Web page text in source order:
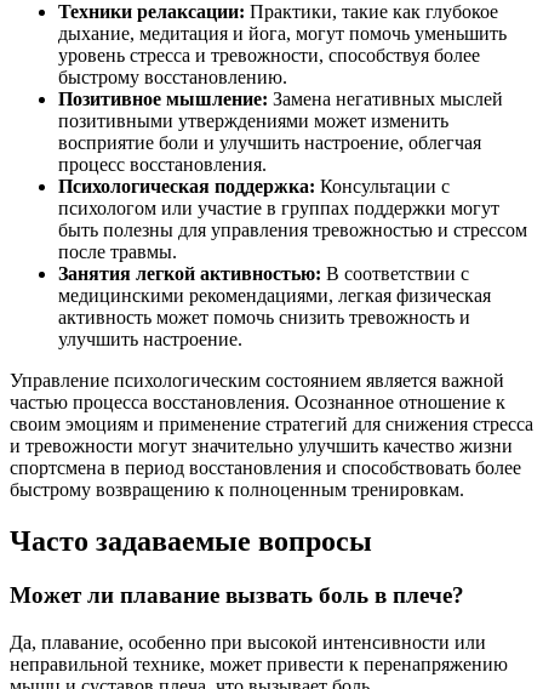
Техники релаксации: Практики, такие как глубокое
дыхание, медитация и йога, могут помочь уменьшить
уровень стресса и тревожности, способствуя более
быстрому восстановлению.
Позитивное мышление: Замена негативных мыслей
позитивными утверждениями может изменить
восприятие боли и улучшить настроение, облегчая
процесс восстановления.
Психологическая поддержка: Консультации с
психологом или участие в группах поддержки могут
быть полезны для управления тревожностью и стрессом
после травмы.
Занятия легкой активностью: В соответствии с
медицинскими рекомендациями, легкая физическая
активность может помочь снизить тревожность и
улучшить настроение.
Управление психологическим состоянием является важной
частью процесса восстановления. Осознанное отношение к
своим эмоциям и применение стратегий для снижения стресса
и тревожности могут значительно улучшить качество жизни
спортсмена в период восстановления и способствовать более
быстрому возвращению к полноценным тренировкам.
Часто задаваемые вопросы
Может ли плавание вызвать боль в плече?
Да, плавание, особенно при высокой интенсивности или
неправильной технике, может привести к перенапряжению